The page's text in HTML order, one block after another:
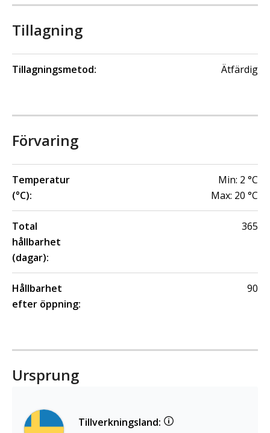
Tillagning
Tillagningsmetod: Ätfärdig
Förvaring
Temperatur
(°C):
Min: 2 °C
Max: 20 °C
Total
hållbarhet
(dagar):
365
Hållbarhet
efter öppning:
90
Ursprung
Tillverkningsland: